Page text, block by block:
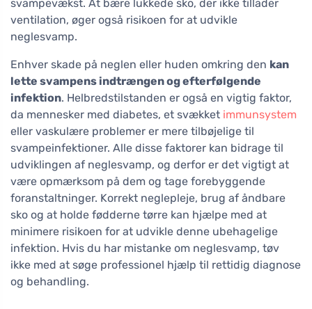
svampevækst. At bære lukkede sko, der ikke tillader
ventilation, øger også risikoen for at udvikle
neglesvamp.
Enhver skade på neglen eller huden omkring den kan
lette svampens indtrængen og efterfølgende
infektion. Helbredstilstanden er også en vigtig faktor,
da mennesker med diabetes, et svækket immunsystem
eller vaskulære problemer er mere tilbøjelige til
svampeinfektioner. Alle disse faktorer kan bidrage til
udviklingen af neglesvamp, og derfor er det vigtigt at
være opmærksom på dem og tage forebyggende
foranstaltninger. Korrekt neglepleje, brug af åndbare
sko og at holde fødderne tørre kan hjælpe med at
minimere risikoen for at udvikle denne ubehagelige
infektion. Hvis du har mistanke om neglesvamp, tøv
ikke med at søge professionel hjælp til rettidig diagnose
og behandling.